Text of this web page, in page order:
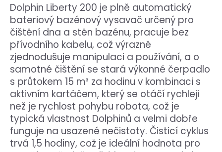
Dolphin Liberty 200 je plně automatický
bateriový bazénový vysavač určený pro
čištění dna a stěn bazénu, pracuje bez
přívodního kabelu, což výrazně
zjednodušuje manipulaci a používání, a o
samotné čištění se stará výkonné čerpadlo
s průtokem 15 m³ za hodinu v kombinaci s
aktivním kartáčem, který se otáčí rychleji
než je rychlost pohybu robota, což je
typická vlastnost Dolphinů a velmi dobře
funguje na usazené nečistoty. Čisticí cyklus
trvá 1,5 hodiny, což je ideální hodnota pro